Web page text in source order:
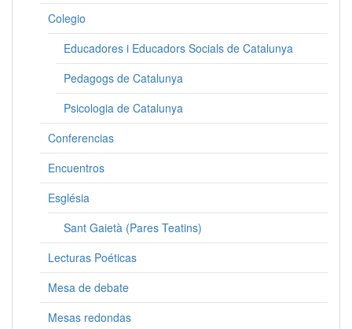
Colegio
Educadores i Educadors Socials de Catalunya
Pedagogs de Catalunya
Psicologia de Catalunya
Conferencias
Encuentros
Església
Sant Gaietà (Pares Teatins)
Lecturas Poéticas
Mesa de debate
Mesas redondas